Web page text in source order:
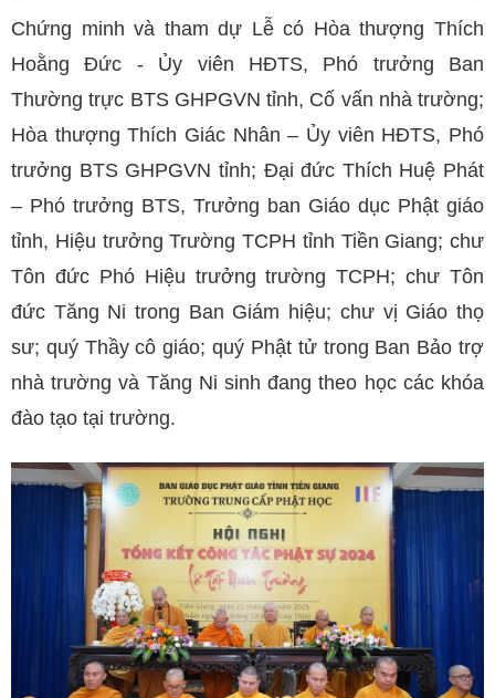
Chứng minh và tham dự Lễ có Hòa thượng Thích
Hoằng Đức - Ủy viên HĐTS, Phó trưởng Ban
Thường trực BTS GHPGVN tỉnh, Cố vấn nhà trường;
Hòa thượng Thích Giác Nhân – Ủy viên HĐTS, Phó
trưởng BTS GHPGVN tỉnh; Đại đức Thích Huệ Phát
– Phó trưởng BTS, Trưởng ban Giáo dục Phật giáo
tỉnh, Hiệu trưởng Trường TCPH tỉnh Tiền Giang; chư
Tôn đức Phó Hiệu trưởng trường TCPH; chư Tôn
đức Tăng Ni trong Ban Giám hiệu; chư vị Giáo thọ
sư; quý Thầy cô giáo; quý Phật tử trong Ban Bảo trợ
nhà trường và Tăng Ni sinh đang theo học các khóa
đào tạo tại trường.